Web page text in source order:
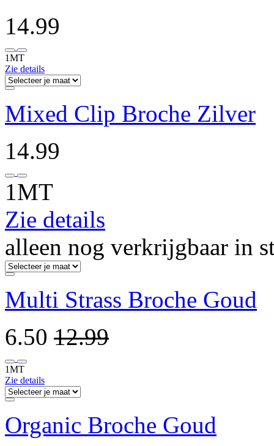
14.99
1MT
Zie details
Mixed Clip Broche Zilver
14.99
1MT
Zie details
alleen nog verkrijgbaar in
Multi Strass Broche Goud
6.50 12.99
1MT
Zie details
Organic Broche Goud